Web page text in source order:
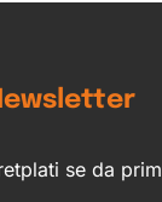
se da